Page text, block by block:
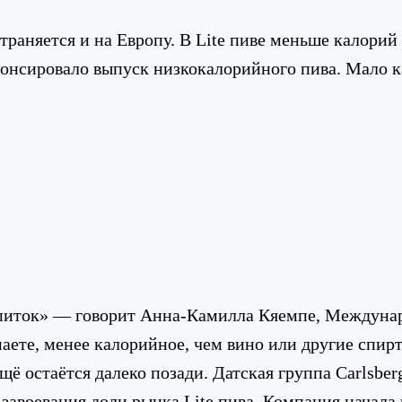
и на Европу. В Lite пиве меньше
выпуск низкокалорийного пива.
— говорит Анна-Камилла Кяемпе,
менее калорийное, чем вино или другие
остаётся далеко позади. Датская группа